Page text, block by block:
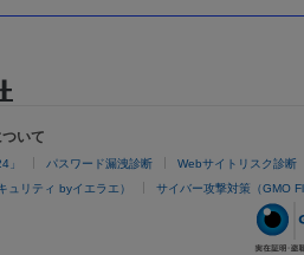
いて
」 パスワード漏洩診断 Webサイトリスク診断
ュリティ byイエラエ） サイバー攻撃対策（GMO